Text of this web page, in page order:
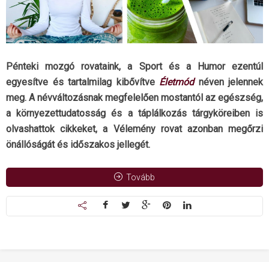
Pénteki mozgó rovataink, a Sport és a Humor ezentúl
egyesítve és tartalmilag kibővítve Életmód néven jelennek
meg. A névváltozásnak megfelelően mostantól az egészség,
a környezettudatosság és a táplálkozás tárgyköreiben is
olvashattok cikkeket, a Vélemény rovat azonban megőrzi
önállóságát és időszakos jellegét.
Tovább